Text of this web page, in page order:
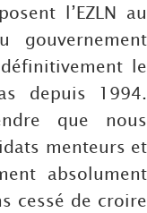
l’EZLN au
gouvernement
le
depuis 1994.
que nous
menteurs et
absolument
cessé de croire